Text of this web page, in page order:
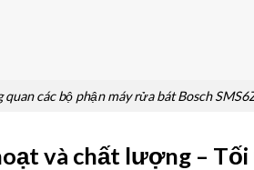
quan các bộ phận máy rửa bát Bosch
và chất lượng –